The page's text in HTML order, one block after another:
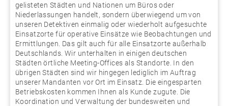
gelisteten Städten und Nationen um Büros oder
Niederlassungen handelt, sondern überwiegend um von
unseren Detektiven einmalig oder wiederholt aufgesuchte
Einsatzorte für operative Einsätze wie Beobachtungen und
Ermittlungen. Das gilt auch für alle Einsatzorte außerhalb
Deutschlands. Wir unterhalten in einigen deutschen
Städten örtliche Meeting-Offices als Standorte. In den
übrigen Städten sind wir hingegen lediglich im Auftrag
unserer Mandanten vor Ort im Einsatz. Die eingesparten
Betriebskosten kommen Ihnen als Kunde zugute. Die
Koordination und Verwaltung der bundesweiten und